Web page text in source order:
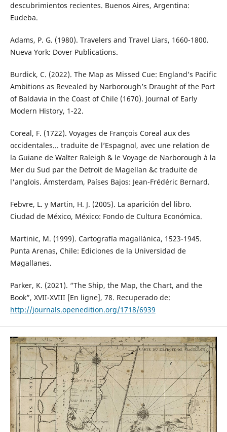
descubrimientos recientes. Buenos Aires, Argentina:
Eudeba.
Adams, P. G. (1980). Travelers and Travel Liars, 1660-1800.
Nueva York: Dover Publications.
Burdick, C. (2022). The Map as Missed Cue: England’s Pacific
Ambitions as Revealed by Narborough’s Draught of the Port
of Baldavia in the Coast of Chile (1670). Journal of Early
Modern History, 1-22.
Coreal, F. (1722). Voyages de François Coreal aux des
occidentales... traduite de l’Espagnol, avec une relation de
la Guiane de Walter Raleigh & le Voyage de Narborough à la
Mer du Sud par the Detroit de Magellan &c traduite de
l'anglois. Ámsterdam, Países Bajos: Jean-Frédéric Bernard.
Febvre, L. y Martin, H. J. (2005). La aparición del libro.
Ciudad de México, México: Fondo de Cultura Económica.
Martinic, M. (1999). Cartografía magallánica, 1523-1945.
Punta Arenas, Chile: Ediciones de la Universidad de
Magallanes.
Parker, K. (2021). “The Ship, the Map, the Chart, and the
Book”, XVII-XVIII [En ligne], 78. Recuperado de:
http://journals.openedition.org/1718/6939